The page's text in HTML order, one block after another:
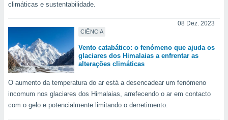
possam
com
qual se
seu
ou opor-
climáticas e sustentabilidade.
CIÊNCIA
08 Dez. 2023
Vento catabático: o fenómeno que ajuda os
glaciares dos Himalaias a enfrentar as
alterações climáticas
O aumento da temperatura do ar está a desencadear um fenómeno
incomum nos glaciares dos Himalaias, arrefecendo o ar em contacto
com o gelo e potencialmente limitando o derretimento.